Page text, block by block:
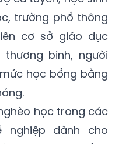
cử tuyển; học sinh
trường phổ thông
cơ sở giáo dục
binh, người
học bổng bằng